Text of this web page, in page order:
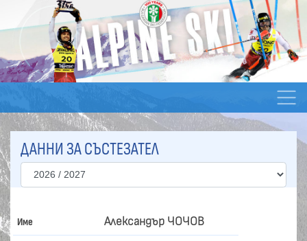
ДАННИ ЗА СЪСТЕЗАТЕЛ
Име Александър ЧОЧОВ